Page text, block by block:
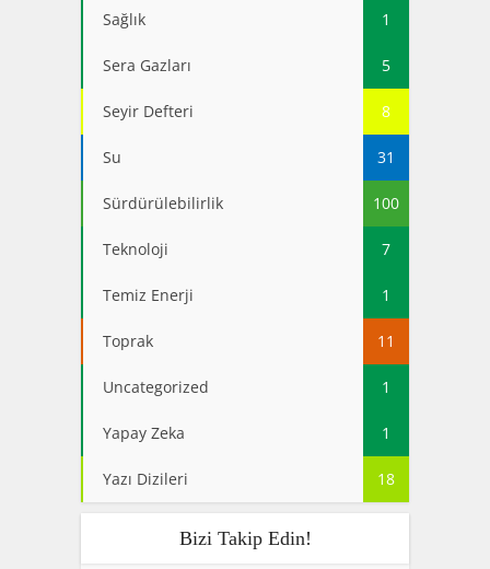
Sağlık 1
Sera Gazları 5
Seyir Defteri 8
Su 31
Sürdürülebilirlik 100
Teknoloji 7
Temiz Enerji 1
Toprak 11
Uncategorized 1
Yapay Zeka 1
Yazı Dizileri 18
Bizi Takip Edin!